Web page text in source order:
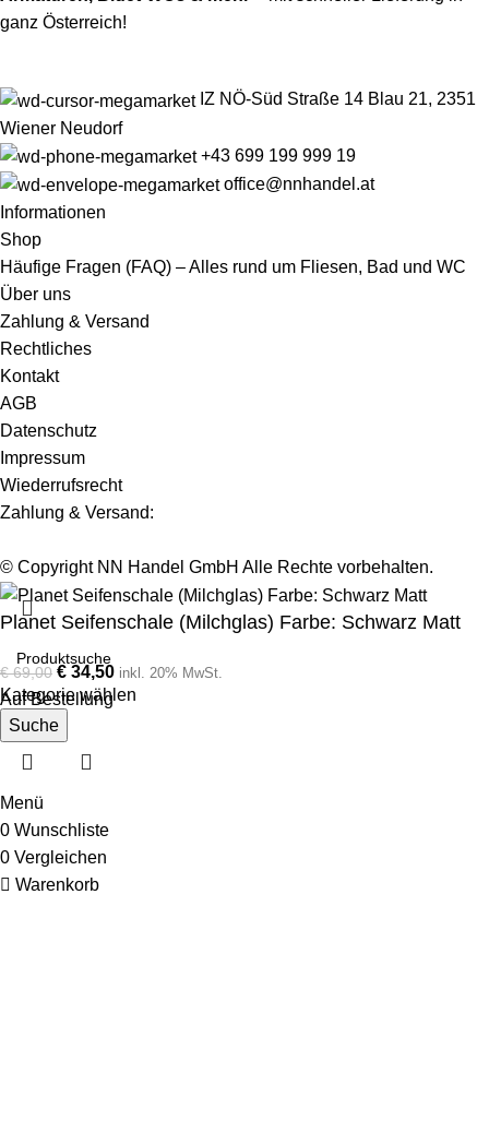
ganz Österreich!
IZ NÖ-Süd Straße 14 Blau 21, 2351
Wiener Neudorf
+43 699 199 999 19
office@nnhandel.at
Informationen
Shop
Häufige Fragen (FAQ) – Alles rund um Fliesen, Bad und WC
Über uns
Zahlung & Versand
Rechtliches
Kontakt
AGB
Datenschutz
Impressum
Wiederrufsrecht
Zahlung & Versand:
© Copyright NN Handel GmbH Alle Rechte vorbehalten.
Kategorie wählen
Suche
Planet Seifenschale (Milchglas) Farbe: Schwarz Matt
€69,00 € 34,50 inkl. 20% MwSt.
Auf Bestellung
Menü
0 Wunschliste
0 Vergleichen
Warenkorb